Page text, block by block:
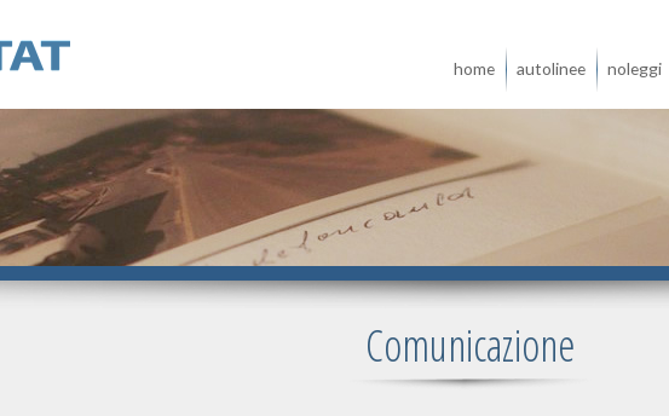
home autolinee noleggi
Comunicazione